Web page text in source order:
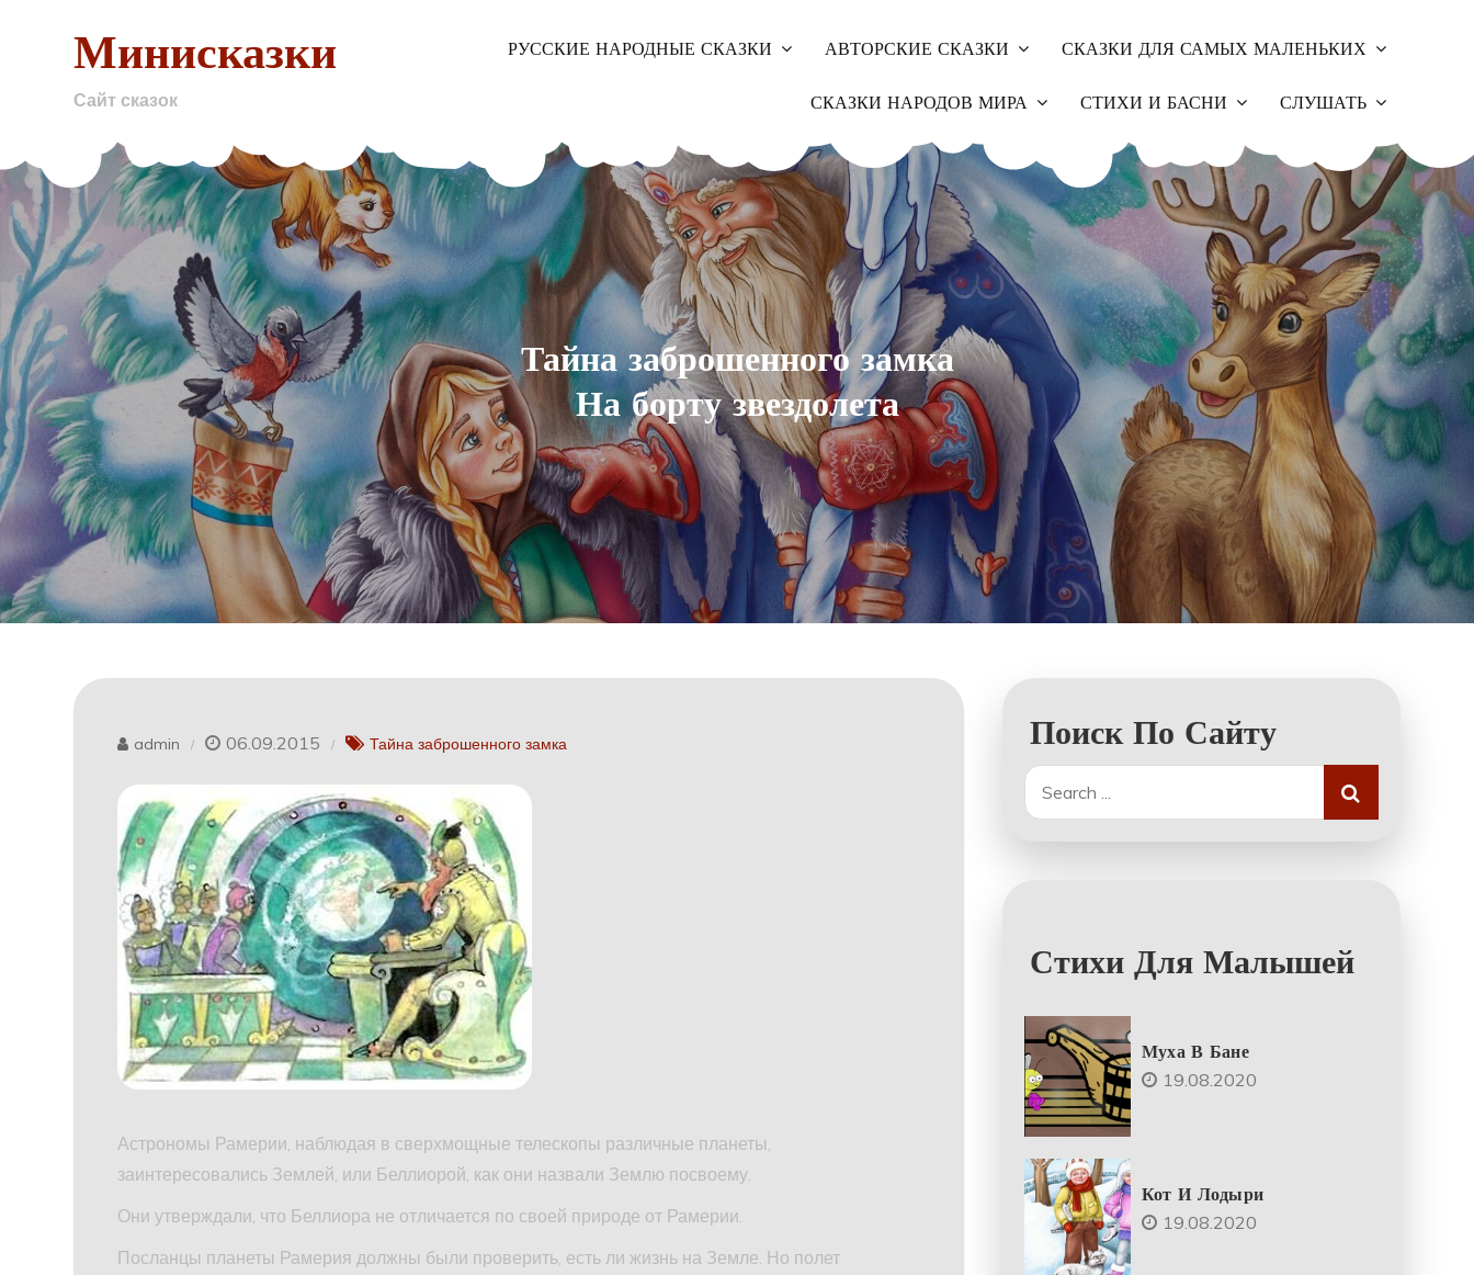
Минисказки
Сайт сказок
РУССКИЕ НАРОДНЫЕ СКАЗКИ АВТОРСКИЕ СКАЗКИ СКАЗКИ ДЛЯ САМЫХ МАЛЕНЬКИХ
СКАЗКИ НАРОДОВ МИРА СТИХИ И БАСНИ СЛУШАТЬ
Тайна заброшенного замка
На борту звездолета
admin 06.09.2015 Тайна заброшенного замка
Астрономы Рамерии, наблюдая в сверхмощные телескопы различные планеты,
заинтересовались Землей, или Беллиорой, как они назвали Землю посвоему.
Они утверждали, что Беллиора не отличается по своей природе от Рамерии.
Посланцы планеты Рамерия должны были проверить, есть ли жизнь на Земле. Но полет
Поиск По Сайту
Search
for:
Стихи Для Малышей
Муха В Бане
19.08.2020
Кот И Лодыри
19.08.2020